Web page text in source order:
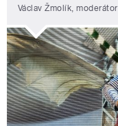
Václav Žmolík, moderátor